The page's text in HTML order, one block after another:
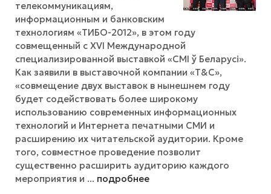
телекоммуникациям,
информационным и банковским
технологиям «ТИБО-2012», в этом году
совмещенный с XVI Международной
специализированной выставкой «СМІ ў Беларусі».
Как заявили в выставочной компании «T&C»,
«совмещение двух выставок в нынешнем году
будет содействовать более широкому
использованию современных информационных
технологий и Интернета печатными СМИ и
расширению их читательской аудитории. Кроме
того, совместное проведение позволит
существенно расширить аудиторию каждого
мероприятия и ... подробнее